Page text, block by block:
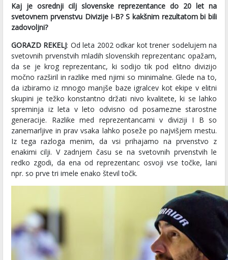
Kaj je osrednji cilj slovenske reprezentance do 20 let na
svetovnem prvenstvu Divizije I-B? S kakšnim rezultatom bi bili
zadovoljni?
GORAZD REKELJ: Od leta 2002 odkar kot trener sodelujem na
svetovnih prvenstvih mladih slovenskih reprezentanc opažam,
da se je krog reprezentanc, ki sodijo tik pod elitno divizijo
močno razširil in razlike med njimi so minimalne. Glede na to,
da izbiramo iz mnogo manjše baze igralcev kot ekipe v elitni
skupini je težko konstantno držati nivo kvalitete, ki se lahko
spreminja iz leta v leto odvisno od posamezne starostne
generacije. Razlike med reprezentancami v diviziji I B so
zanemarljive in prav vsaka lahko poseže po najvišjem mestu.
Iz tega razloga menim, da vsi prihajamo na prvenstvo z
enakimi cilji. V zadnjem času se na svetovnih prvenstvih le
redko zgodi, da ena od reprezentanc osvoji vse točke, lani
npr. so prve tri imele enako števil točk.